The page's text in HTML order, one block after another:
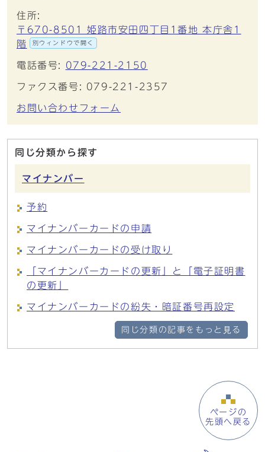
住所:
〒670-8501 姫路市安田四丁目1番地 本庁舎1
階
別ウィンドウで開く
電話番号: 079-221-2150
ファクス番号: 079-221-2357
お問い合わせフォーム
同じ分類から探す
マイナンバー
予約
マイナンバーカードの申請
マイナンバーカードの受け取り
「マイナンバーカードの更新」と「電子証明書
の更新」
マイナンバーカードの紛失・暗証番号再設定
同じ分類の記事をもっと見る
ページの
先頭へ戻る